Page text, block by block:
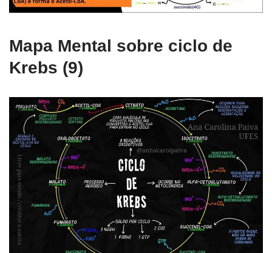
Mapa Mental sobre ciclo de
Krebs (9)